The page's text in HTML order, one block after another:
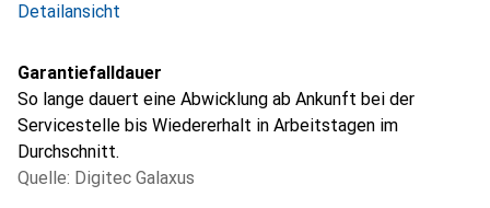
Detailansicht
Garantiefalldauer
So lange dauert eine Abwicklung ab Ankunft bei der
Servicestelle bis Wiedererhalt in Arbeitstagen im
Durchschnitt.
Quelle: Digitec Galaxus